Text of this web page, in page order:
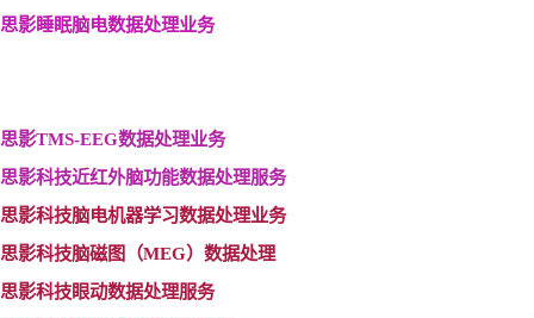
思影睡眠脑电数据处理业务
思影TMS-EEG数据处理业务
思影科技近红外脑功能数据处理服务
思影科技脑电机器学习数据处理业务
思影科技脑磁图（MEG）数据处理
思影科技眼动数据处理服务